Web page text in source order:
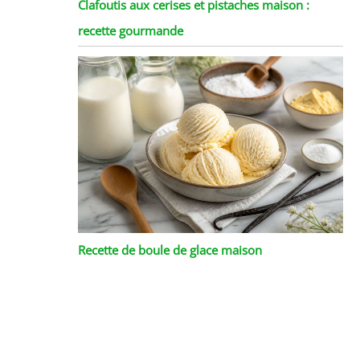
Clafoutis aux cerises et pistaches maison :
recette gourmande
Recette de boule de glace maison